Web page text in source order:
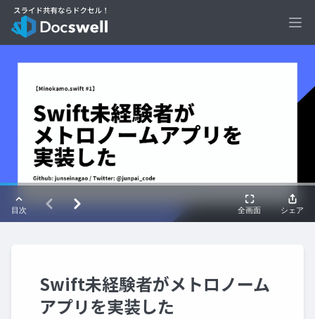
Swift未経験者がメトロノーム
アプリを実装した